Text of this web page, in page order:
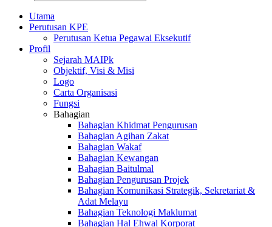
Utama
Perutusan KPE
Perutusan Ketua Pegawai Eksekutif
Profil
Sejarah MAIPk
Objektif, Visi & Misi
Logo
Carta Organisasi
Fungsi
Bahagian
Bahagian Khidmat Pengurusan
Bahagian Agihan Zakat
Bahagian Wakaf
Bahagian Kewangan
Bahagian Baitulmal
Bahagian Pengurusan Projek
Bahagian Komunikasi Strategik, Sekretariat &
Adat Melayu
Bahagian Teknologi Maklumat
Bahagian Hal Ehwal Korporat